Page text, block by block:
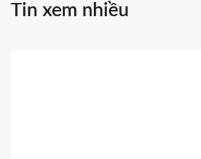
Tin xem nhiều